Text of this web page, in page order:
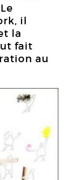
il
la
fait
au